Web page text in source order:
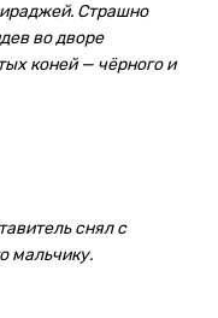
Страшно
во дворе
коней — чёрного и
снял с
мальчику.